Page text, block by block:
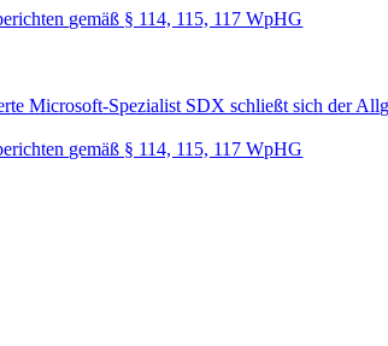
gemäß § 114, 115, 117 WpHG
Microsoft-Spezialist SDX schließt sich der
gemäß § 114, 115, 117 WpHG